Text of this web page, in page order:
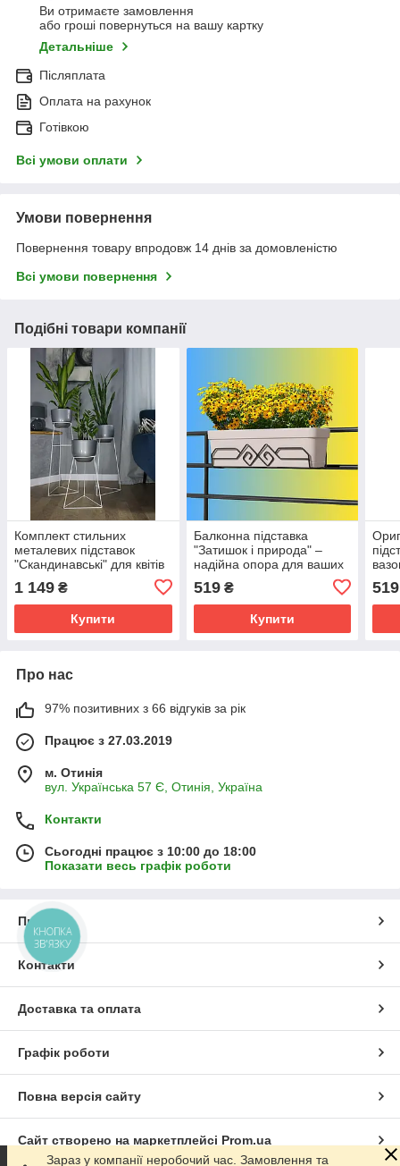
Ви отримаєте замовлення
або гроші повернуться на вашу картку
Детальніше
Післяплата
Оплата на рахунок
Готівкою
Всі умови оплати
Умови повернення
Повернення товару впродовж 14 днів за домовленістю
Всі умови повернення
Подібні товари компанії
Комплект стильних
металевих підставок
"Скандинавські" для квітів
та вазонів Adore Decor у
білому кольорі
1 149 ₴
Купити
Балконна підставка
"Затишок і природа" –
надійна опора для ваших
519₴
Купити
519
Про нас
97% позитивних з 66 відгуків за рік
Працює з 27.03.2019
м. Отинія
вул. Українська 57 Є, Отинія, Україна
Контакти
Сьогодні працює з 10:00 до 18:00
Показати весь графік роботи
Про нас
Контакти
Доставка та оплата
Графік роботи
Повна версія сайту
Сайт створено на маркетплейсі Prom.ua
Зараз у компанії неробочий час. Замовлення та
КНОПКА
ЗВ'ЯЗКУ